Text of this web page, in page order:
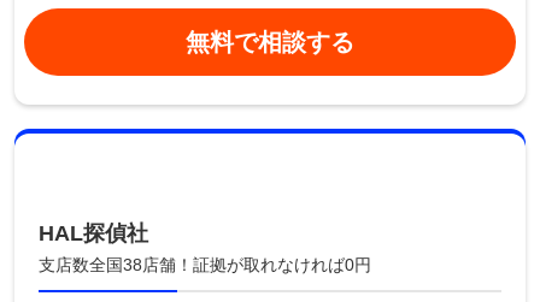
無料で相談する
HAL探偵社
支店数全国38店舗！証拠が取れなければ0円